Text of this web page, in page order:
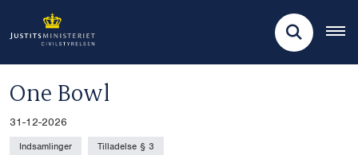
One Bowl
31-12-2026
Indsamlinger Tilladelse § 3